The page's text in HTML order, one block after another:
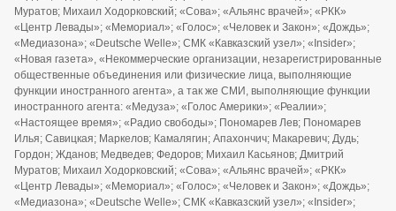
Муратов; Михаил Ходорковский; «Сова»; «Альянс врачей»; «РКК»
«Центр Левады»; «Мемориал»; «Голос»; «Человек и Закон»; «Дождь»;
«Медиазона»; «Deutsche Welle»; СМК «Кавказский узел»; «Insider»;
«Новая газета», «Некоммерческие организации, незарегистрированные
общественные объединения или физические лица, выполняющие
функции иностранного агента», а так же СМИ, выполняющие функции
иностранного агента: «Медуза»; «Голос Америки»; «Реалии»;
«Настоящее время»; «Радио свободы»; Пономарев Лев; Пономарев
Илья; Савицкая; Маркелов; Камалягин; Апахончич; Макаревич; Дудь;
Гордон; Жданов; Медведев; Федоров; Михаил Касьянов; Дмитрий
Муратов; Михаил Ходорковский; «Сова»; «Альянс врачей»; «РКК»
«Центр Левады»; «Мемориал»; «Голос»; «Человек и Закон»; «Дождь»;
«Медиазона»; «Deutsche Welle»; СМК «Кавказский узел»; «Insider»;